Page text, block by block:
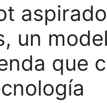
un
que